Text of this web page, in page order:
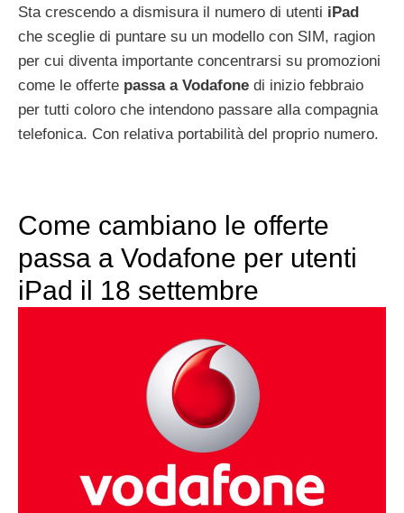
Sta crescendo a dismisura il numero di utenti iPad
che sceglie di puntare su un modello con SIM, ragion
per cui diventa importante concentrarsi su promozioni
come le offerte passa a Vodafone di inizio febbraio
per tutti coloro che intendono passare alla compagnia
telefonica. Con relativa portabilità del proprio numero.
Come cambiano le offerte
passa a Vodafone per utenti
iPad il 18 settembre